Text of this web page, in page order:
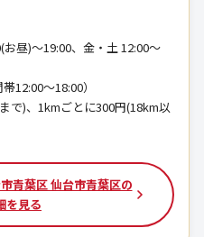
昼)～19:00、金・土 12:00～
12:00～18:00）
で)、1kmごとに300円(18km以
青葉区 仙台市青葉区の
を見る